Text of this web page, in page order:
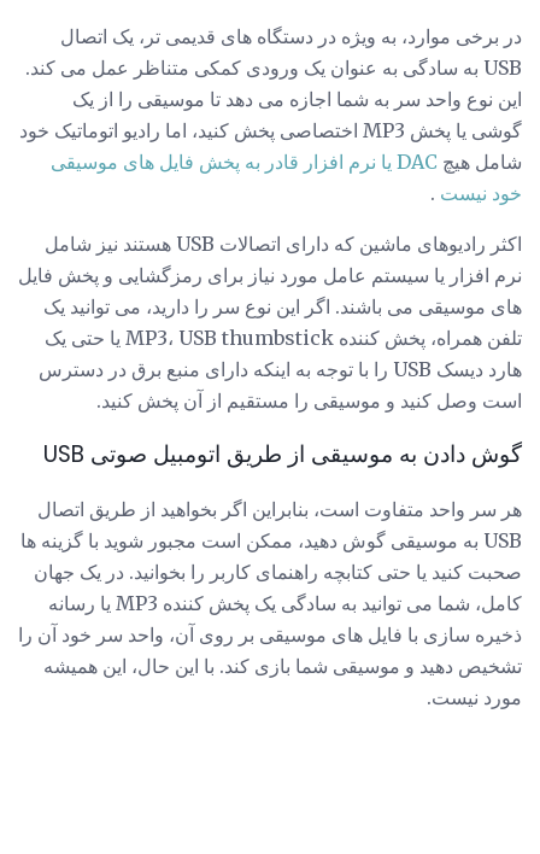
در برخی موارد، به ویژه در دستگاه های قدیمی تر، یک اتصال
USB به سادگی به عنوان یک ورودی کمکی متناظر عمل می کند.
این نوع واحد سر به شما اجازه می دهد تا موسیقی را از یک
گوشی یا پخش MP3 اختصاصی پخش کنید، اما رادیو اتوماتیک خود
شامل هیچ
DAC یا نرم افزار قادر به پخش فایل های موسیقی
خود نیست .
اکثر رادیوهای ماشین که دارای اتصالات USB هستند نیز شامل
نرم افزار یا سیستم عامل مورد نیاز برای رمزگشایی و پخش فایل
های موسیقی می باشند. اگر این نوع سر را دارید، می توانید یک
تلفن همراه، پخش کننده MP3، USB thumbstick یا حتی یک
هارد دیسک USB را با توجه به اینکه دارای منبع برق در دسترس
است وصل کنید و موسیقی را مستقیم از آن پخش کنید.
گوش دادن به موسیقی از طریق اتومبیل صوتی USB
هر سر واحد متفاوت است، بنابراین اگر بخواهید از طریق اتصال
USB به موسیقی گوش دهید، ممکن است مجبور شوید با گزینه ها
صحبت کنید یا حتی کتابچه راهنمای کاربر را بخوانید. در یک جهان
کامل، شما می توانید به سادگی یک پخش کننده MP3 یا رسانه
ذخیره سازی با فایل های موسیقی بر روی آن، واحد سر خود آن را
تشخیص دهید و موسیقی شما بازی کند. با این حال، این همیشه
مورد نیست.